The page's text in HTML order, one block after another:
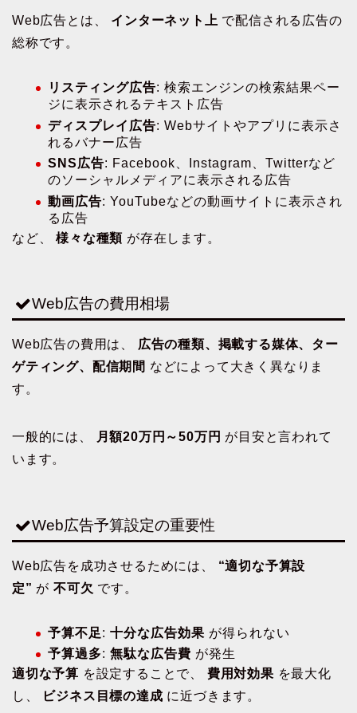
Web広告とは、 インターネット上 で配信される広告の
総称です。
リスティング広告: 検索エンジンの検索結果ペー
ジに表示されるテキスト広告
ディスプレイ広告: Webサイトやアプリに表示さ
れるバナー広告
SNS広告: Facebook、Instagram、Twitterなど
のソーシャルメディアに表示される広告
動画広告: YouTubeなどの動画サイトに表示され
る広告
など、様々な種類 が存在します。
Web広告の費用相場
Web広告の費用は、 広告の種類、掲載する媒体、ター
ゲティング、配信期間 などによって大きく異なりま
す。
一般的には、 月額20万円～50万円 が目安と言われて
います。
Web広告予算設定の重要性
Web広告を成功させるためには、 “適切な予算設
定” が不可欠 です。
予算不足: 十分な広告効果 が得られない
予算過多: 無駄な広告費 が発生
適切な予算 を設定することで、 費用対効果 を最大化
し、
ビジネス目標の達成 に近づきます。